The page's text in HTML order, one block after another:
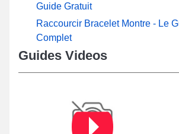
Guide Gratuit
Raccourcir Bracelet Montre - Le
Complet
Guides Videos